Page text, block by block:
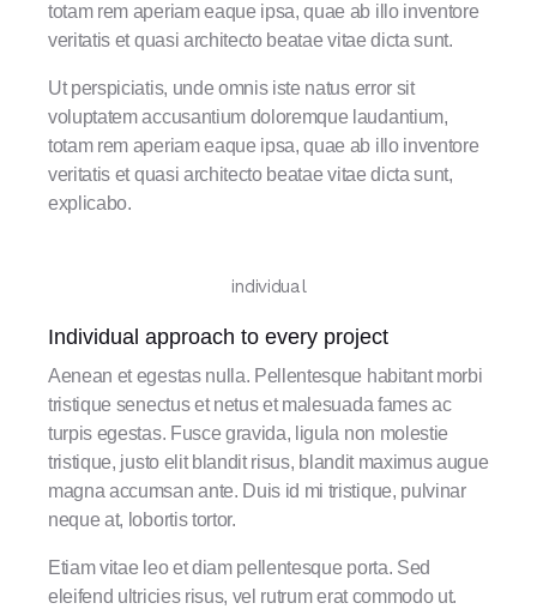
totam rem aperiam eaque ipsa, quae ab illo inventore
veritatis et quasi architecto beatae vitae dicta sunt.
Ut perspiciatis, unde omnis iste natus error sit
voluptatem accusantium doloremque laudantium,
totam rem aperiam eaque ipsa, quae ab illo inventore
veritatis et quasi architecto beatae vitae dicta sunt,
explicabo.
individual
Individual approach to every project
Aenean et egestas nulla. Pellentesque habitant morbi
tristique senectus et netus et malesuada fames ac
turpis egestas. Fusce gravida, ligula non molestie
tristique, justo elit blandit risus, blandit maximus augue
magna accumsan ante. Duis id mi tristique, pulvinar
neque at, lobortis tortor.
Etiam vitae leo et diam pellentesque porta. Sed
eleifend ultricies risus, vel rutrum erat commodo ut.